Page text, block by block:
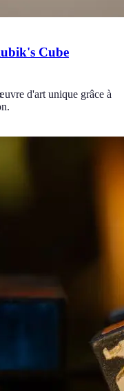
Cube
d'art unique grâce à